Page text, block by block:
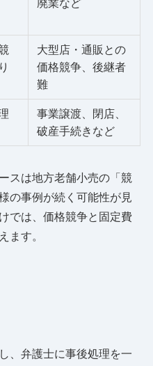
廃業など
大型店・通販との
価格競争、後継者
難
事業譲渡、閉店、
破産手続きなど
スは地方老舗小売の「競
の事例が続く可能性が見
では、価格競争と固定費
ます。
、弁護士に事後処理を一